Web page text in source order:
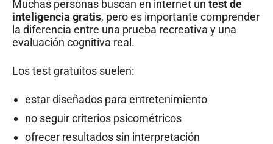
Muchas personas buscan en internet un test de
inteligencia gratis, pero es importante comprender
la diferencia entre una prueba recreativa y una
evaluación cognitiva real.
Los test gratuitos suelen:
estar diseñados para entretenimiento
no seguir criterios psicométricos
ofrecer resultados sin interpretación